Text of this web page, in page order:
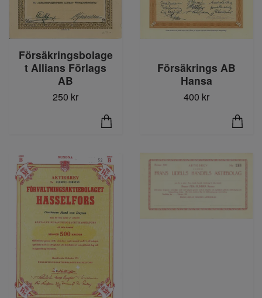
Försäkringsbolage
t Allians Förlags
AB
250 kr
Försäkrings AB
Hansa
400 kr